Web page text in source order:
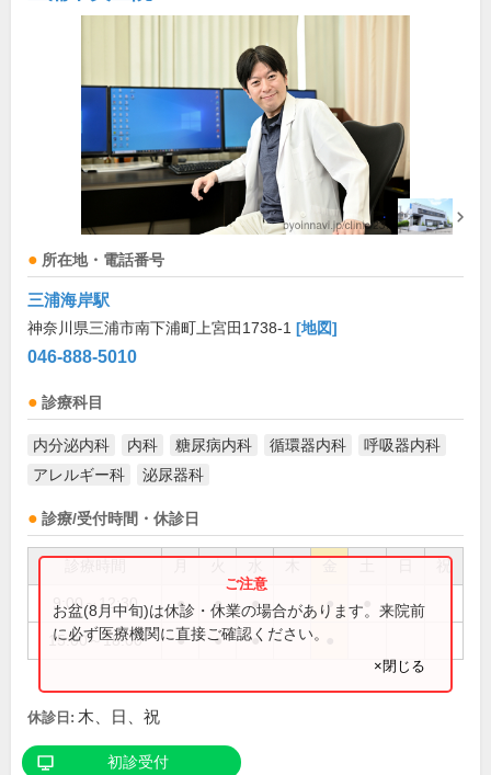
所在地・電話番号
三浦海岸駅
神奈川県三浦市南下浦町上宮田1738-1 [地図]
046-888-5010
診療科目
内分泌内科 内科 糖尿病内科 循環器内科
呼吸器内科
アレルギー科
泌尿器科
診療/受付時間・休診日
祝
9:00～12:30 ● ● ● ●
15:00～18:00 ● ● ●
お盆(8月中旬)は休診・休業の場合があります。来院前
に必ず医療機関に直接ご確認ください。
×閉じる
休診日: 木、日、祝
初診受付